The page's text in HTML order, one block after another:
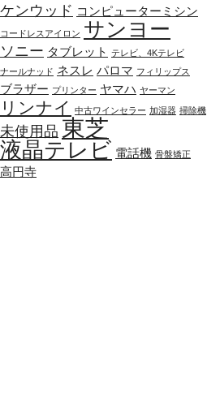
ケンウッド コンピューターミシン
コードレスアイロン サンヨー
ソニー タブレット テレビ、4Kテレビ
ナールナッド ネスレ パロマ フィリップス
ブラザー プリンター ヤマハ ヤーマン
リンナイ 中古ワインセラー 加湿器 掃除機
未使用品 東芝
液晶テレビ 電話機 骨盤矯正
高円寺